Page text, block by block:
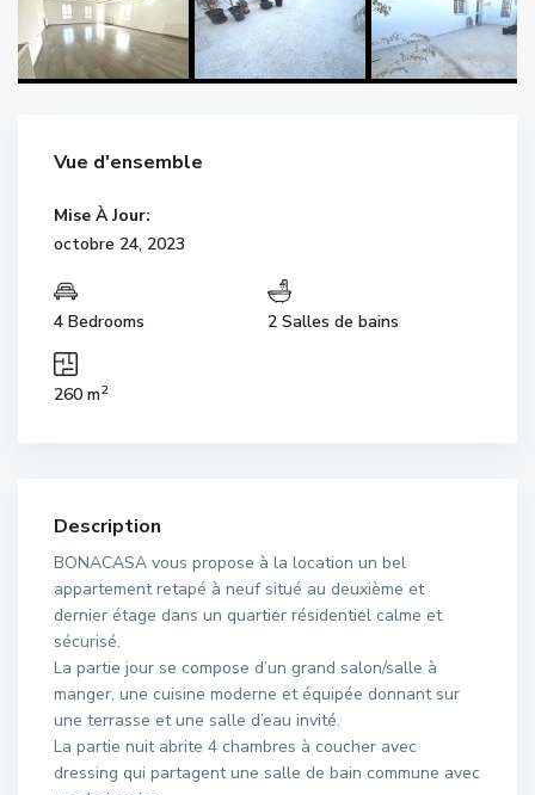
Vue d'ensemble
Mise À Jour:
octobre 24, 2023
4 Bedrooms 2 Salles de bains
260 m2
Description
BONACASA vous propose à la location un bel
appartement retapé à neuf situé au deuxième et
dernier étage dans un quartier résidentiel calme et
sécurisé.
La partie jour se compose d’un grand salon/salle à
manger, une cuisine moderne et équipée donnant sur
une terrasse et une salle d’eau invité.
La partie nuit abrite 4 chambres à coucher avec
dressing qui partagent une salle de bain commune avec